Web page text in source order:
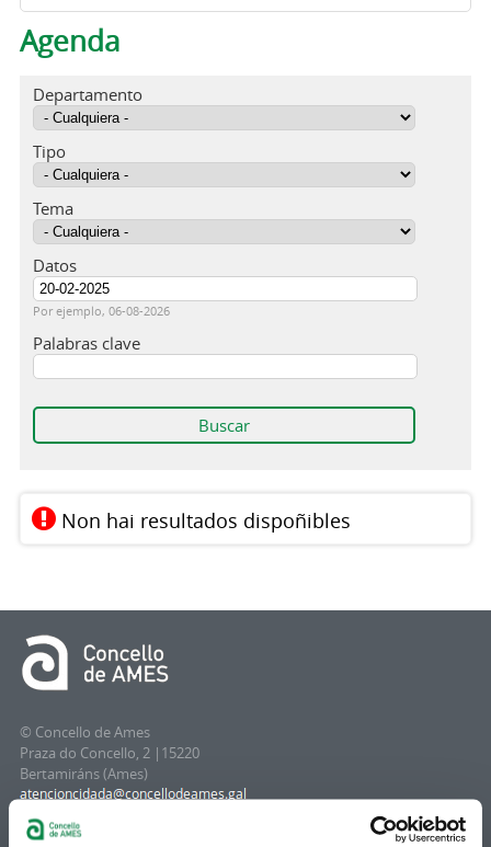
Agenda
Departamento
Tipo
Tema
Datos
Fecha
Por ejemplo, 06-08-2026
Palabras clave
Non hai resultados dispoñibles
© Concello de Ames
Praza do Concello, 2 |15220
Bertamiráns (Ames)
Telf 981 883 002 | Fax 981 883 925